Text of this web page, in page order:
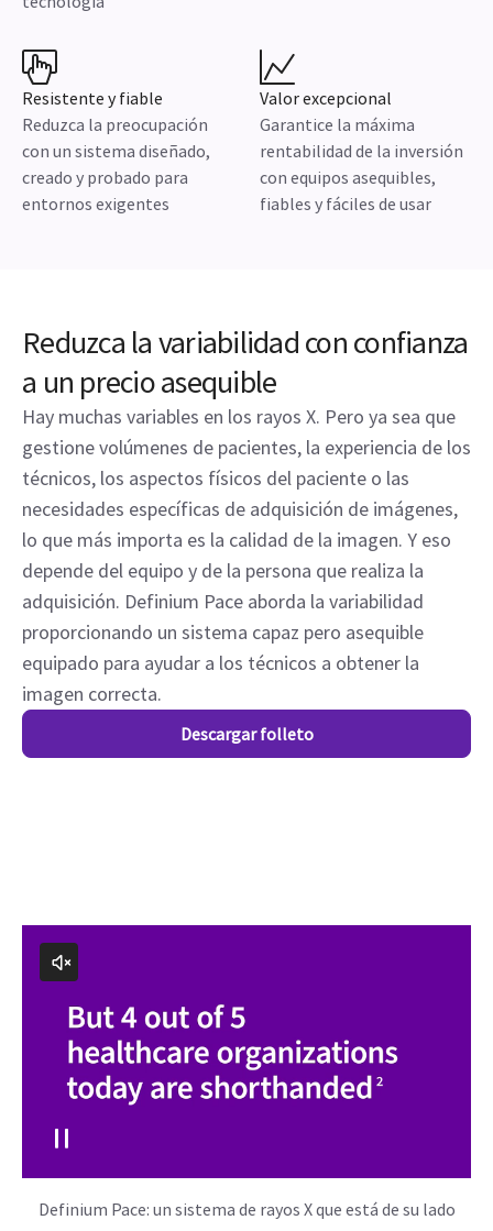
Resistente y fiable
Reduzca la preocupación
con un sistema diseñado,
creado y probado para
entornos exigentes
Valor excepcional
Garantice la máxima
rentabilidad de la inversión
con equipos asequibles,
fiables y fáciles de usar
Reduzca la variabilidad con confianza
a un precio asequible
Hay muchas variables en los rayos X. Pero ya sea que
gestione volúmenes de pacientes, la experiencia de los
técnicos, los aspectos físicos del paciente o las
necesidades específicas de adquisición de imágenes,
lo que más importa es la calidad de la imagen. Y eso
depende del equipo y de la persona que realiza la
adquisición. Definium Pace aborda la variabilidad
proporcionando un sistema capaz pero asequible
equipado para ayudar a los técnicos a obtener la
imagen correcta.
Descargar folleto
Definium Pace: un sistema de rayos X que está de su lado